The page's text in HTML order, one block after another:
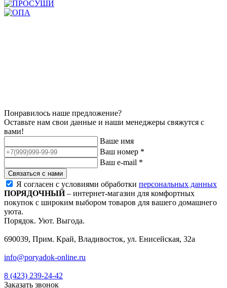
Понравилось наше предложение?
Оставьте нам свои данные и наши менеджеры свяжутся с
вами!
Ваше имя
Ваш номер *
Ваш e-mail *
Я согласен с условиями обработки персональных данных
ПОРЯДОЧНЫЙ– интернет-магазин для комфортных
покупок с широким выбором товаров для вашего домашнего
уюта.
Порядок. Уют. Выгода.
690039, Прим. Край, Владивосток, ул. Енисейская, 32а
info@poryadok-online.ru
8 (423) 239-24-42
Заказать звонок